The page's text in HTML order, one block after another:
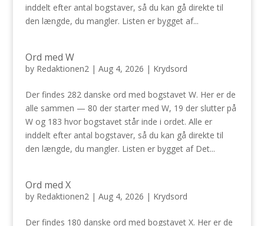
inddelt efter antal bogstaver, så du kan gå direkte til
den længde, du mangler. Listen er bygget af...
Ord med W
by Redaktionen2| Aug 4, 2026 | Krydsord
Der findes 282 danske ord med bogstavet W. Her er de
alle sammen — 80 der starter med W, 19 der slutter på
W og 183 hvor bogstavet står inde i ordet. Alle er
inddelt efter antal bogstaver, så du kan gå direkte til
den længde, du mangler. Listen er bygget af Det...
Ord med X
by Redaktionen2| Aug 4, 2026 | Krydsord
Der findes 180 danske ord med bogstavet X. Her er de